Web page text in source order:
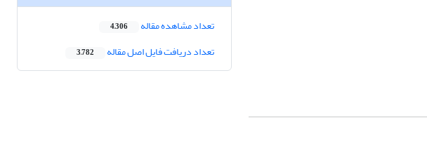
تعداد مشاهده مقاله 4,306
تعداد دریافت فایل اصل مقاله 3,782